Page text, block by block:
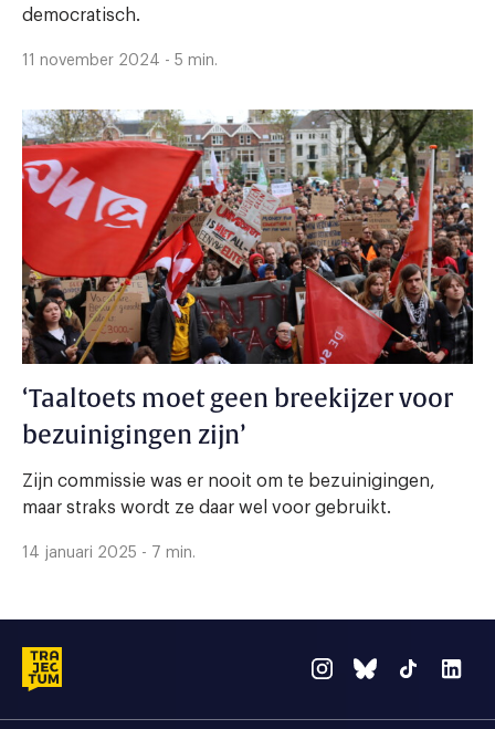
democratisch.
11 november 2024 - 5 min.
‘Taaltoets moet geen breekijzer voor
bezuinigingen zijn’
Zijn commissie was er nooit om te bezuinigingen,
maar straks wordt ze daar wel voor gebruikt.
14 januari 2025 - 7 min.